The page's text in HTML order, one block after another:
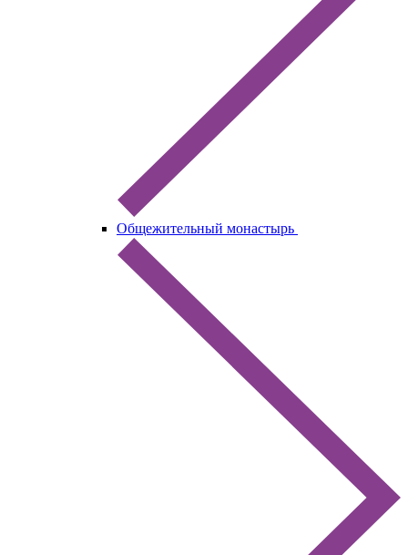
Общежительный монастырь